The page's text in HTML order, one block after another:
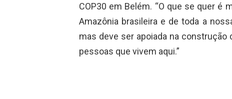
COP30 em Belém. “O que se quer é
Amazônia brasileira e de toda a
mas deve ser apoiada na
pessoas que vivem aqui.”